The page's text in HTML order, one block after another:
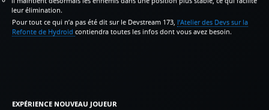
leur élimination.
Pour tout ce qui n’a pas été dit sur le Devstream 173, l’Atelier des Devs sur la
Refonte de Hydroid contiendra toutes les infos dont vous avez besoin.
EXPÉRIENCE NOUVEAU JOUEUR